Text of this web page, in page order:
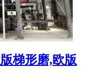
梯形磨,欧版